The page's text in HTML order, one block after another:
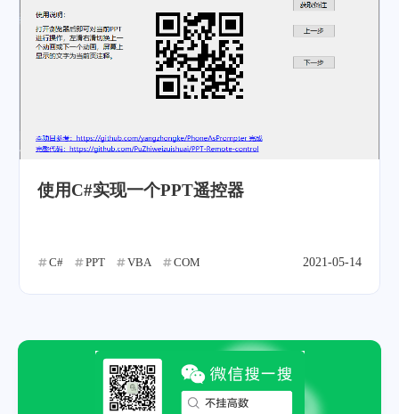
使用C#实现一个PPT遥控器
C# PPT VBA COM 2021-05-14